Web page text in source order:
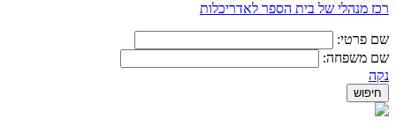
רכז מנהלי של בית הספר לאדריכלות
שם פרטי:
שם משפחה:
נקה